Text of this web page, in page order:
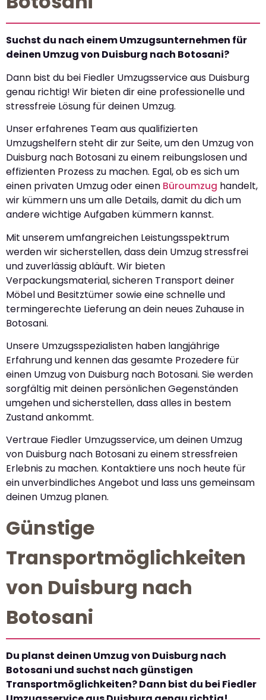
Suchst du nach einem Umzugsunternehmen für
deinen Umzug von Duisburg nach Botosani?
Dann bist du bei Fiedler Umzugsservice aus Duisburg
genau richtig! Wir bieten dir eine professionelle und
stressfreie Lösung für deinen Umzug.
Unser erfahrenes Team aus qualifizierten
Umzugshelfern steht dir zur Seite, um den Umzug von
Duisburg nach Botosani zu einem reibungslosen und
effizienten Prozess zu machen. Egal, ob es sich um
einen privaten Umzug oder einen Büroumzug handelt,
wir kümmern uns um alle Details, damit du dich um
andere wichtige Aufgaben kümmern kannst.
Mit unserem umfangreichen Leistungsspektrum
werden wir sicherstellen, dass dein Umzug stressfrei
und zuverlässig abläuft. Wir bieten
Verpackungsmaterial, sicheren Transport deiner
Möbel und Besitztümer sowie eine schnelle und
termingerechte Lieferung an dein neues Zuhause in
Botosani.
Unsere Umzugsspezialisten haben langjährige
Erfahrung und kennen das gesamte Prozedere für
einen Umzug von Duisburg nach Botosani. Sie werden
sorgfältig mit deinen persönlichen Gegenständen
umgehen und sicherstellen, dass alles in bestem
Zustand ankommt.
Vertraue Fiedler Umzugsservice, um deinen Umzug
von Duisburg nach Botosani zu einem stressfreien
Erlebnis zu machen. Kontaktiere uns noch heute für
ein unverbindliches Angebot und lass uns gemeinsam
deinen Umzug planen.
Günstige
Transportmöglichkeiten
von Duisburg nach
Botosani
Du planst deinen Umzug von Duisburg nach
Botosani und suchst nach günstigen
Transportmöglichkeiten? Dann bist du bei Fiedler